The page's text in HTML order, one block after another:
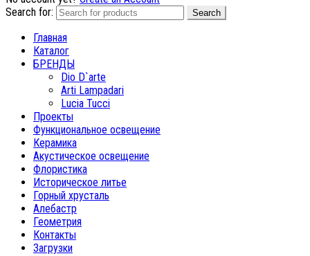
Search for:
Search
Главная
Каталог
БРЕНДЫ
Dio D`arte
Arti Lampadari
Lucia Tucci
Проекты
Функциональное освещение
Керамика
Акустическое освещение
Флористика
Историческое литье
Горный хрусталь
Алебастр
Геометрия
Контакты
Загрузки